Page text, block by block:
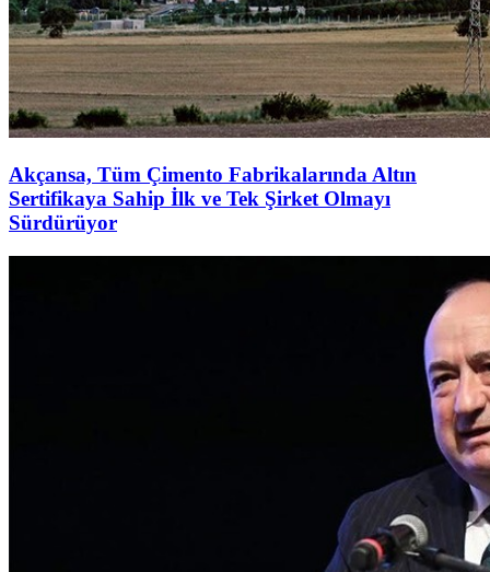
Akçansa, Tüm Çimento Fabrikalarında Altın
Sertifikaya Sahip İlk ve Tek Şirket Olmayı
Sürdürüyor